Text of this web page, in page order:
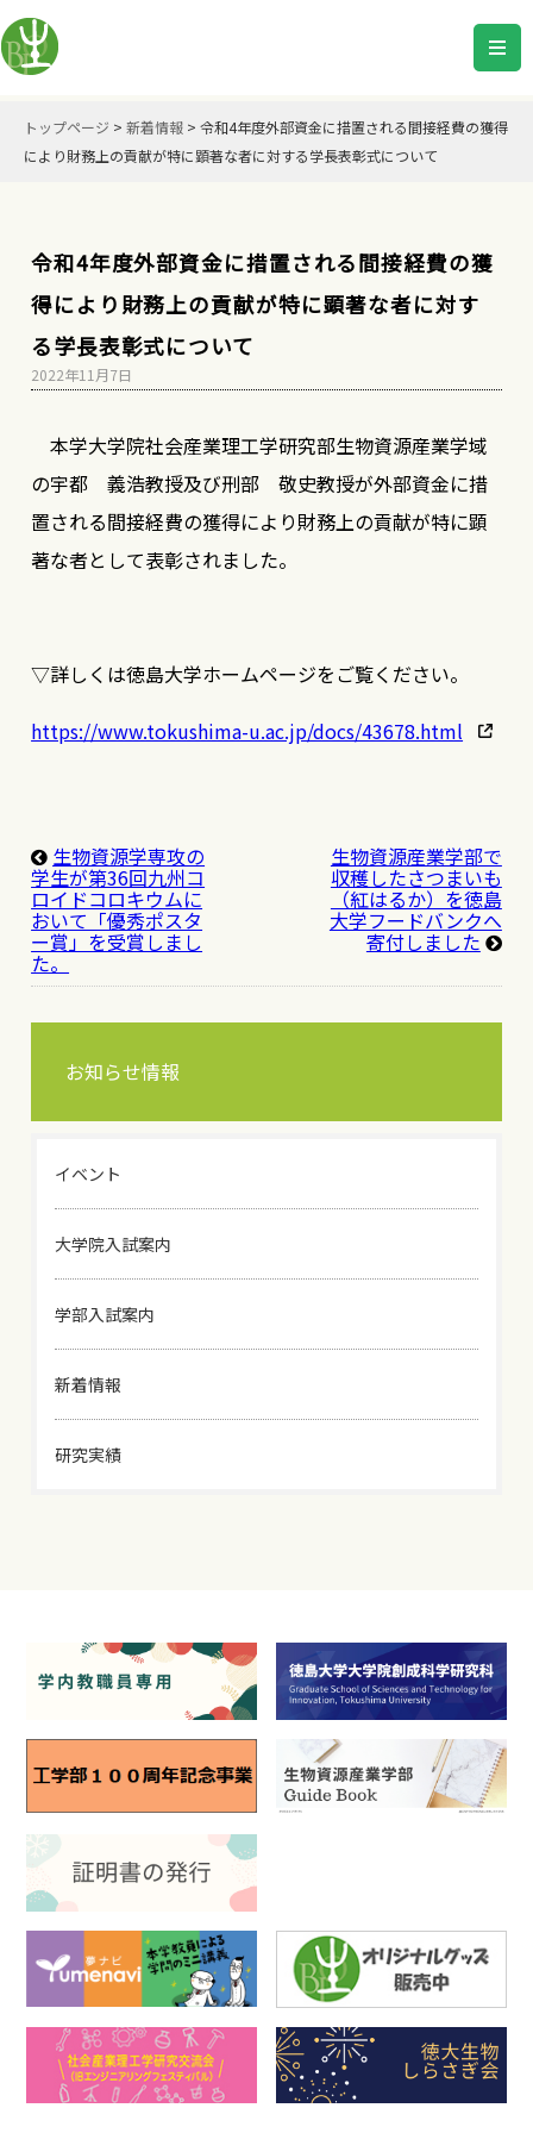
トップページ > 新着情報 > 令和4年度外部資金に措置される間接経費の獲得
により財務上の貢献が特に顕著な者に対する学長表彰式について
令和4年度外部資金に措置される間接経費の獲
得により財務上の貢献が特に顕著な者に対す
る学長表彰式について
2022年11月7日
本学大学院社会産業理工学研究部生物資源産業学域
の宇都 義浩教授及び刑部 敬史教授が外部資金に措
置される間接経費の獲得により財務上の貢献が特に顕
著な者として表彰されました。
▽詳しくは徳島大学ホームページをご覧ください。
https://www.tokushima-u.ac.jp/docs/43678.html
生物資源学専攻の
学生が第36回九州コ
ロイドコロキウムに
おいて「優秀ポスタ
ー賞」を受賞しまし
た。
生物資源産業学部で
収穫したさつまいも
（紅はるか）を徳島
大学フードバンクへ
寄付しました
お知らせ情報
イベント
大学院入試案内
学部入試案内
新着情報
研究実績